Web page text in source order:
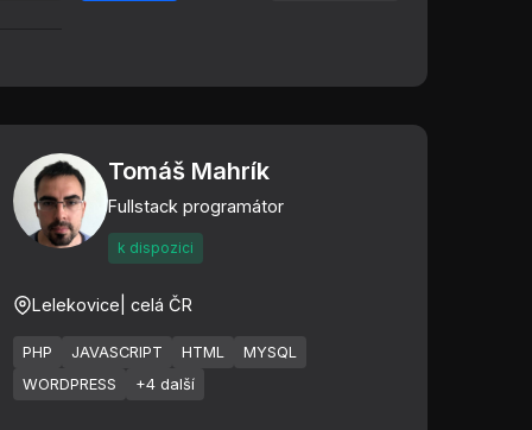
Tomáš Mahrík
Fullstack programátor
k dispozici
Lelekovice | celá ČR
PHP JAVASCRIPT HTML
MYSQL
WORDPRESS
+4 další